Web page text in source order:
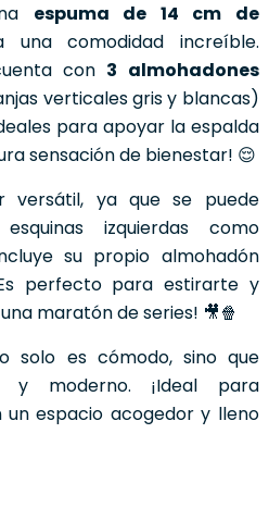
espuma de 14 cm de
comodidad increíble.
con 3 almohadones
verticales gris y blancas)
para apoyar la espalda
sensación de bienestar! 😌
versátil, ya que se puede
izquierdas como
su propio almohadón
perfecto para estirarte y
maratón de series! 🎥🍿
solo es cómodo, sino que
y moderno. ¡Ideal para
espacio acogedor y lleno